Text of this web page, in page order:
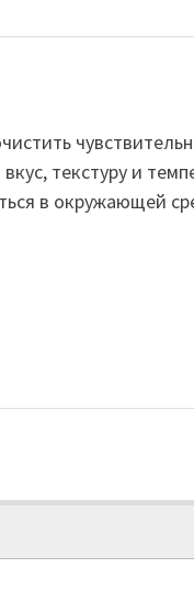
текстуру и
в окружающей